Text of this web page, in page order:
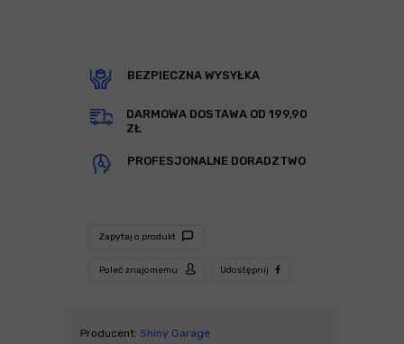
BEZPIECZNA WYSYŁKA
DARMOWA DOSTAWA OD 199,90
ZŁ
PROFESJONALNE DORADZTWO
Zapytaj o produkt
Poleć znajomemu Udostępnij
Producent: Shiny Garage